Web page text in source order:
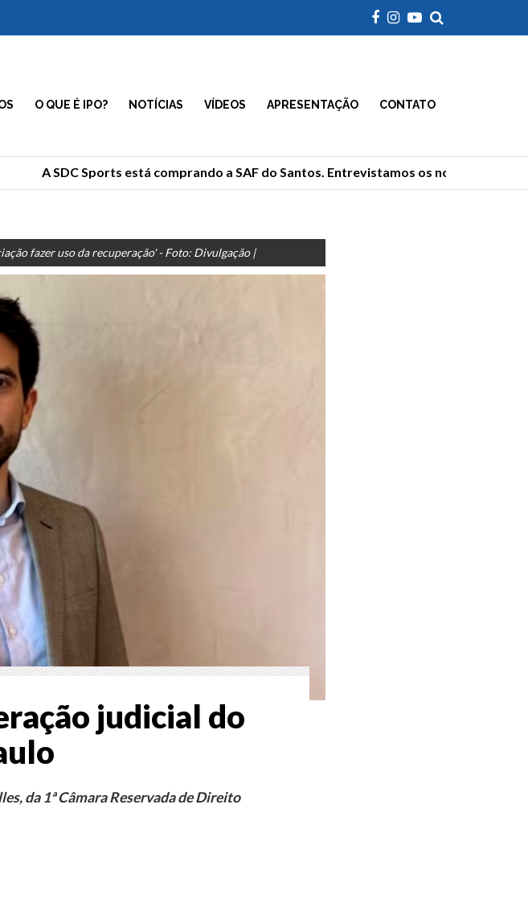
O QUE É IPO? NOTÍCIAS VÍDEOS APRESENTAÇÃO CONTATO
A SDC Sports está comprando a SAF do Santos. Entrevistamos os novos donos
fazer uso da recuperação' - Foto: Divulgação |
judicial do
da 1ª Câmara Reservada de Direito